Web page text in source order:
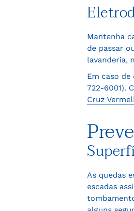
Mantenha
de passar
lavanderia,
Em caso
722-6001).
Cruz
As quedas
escadas